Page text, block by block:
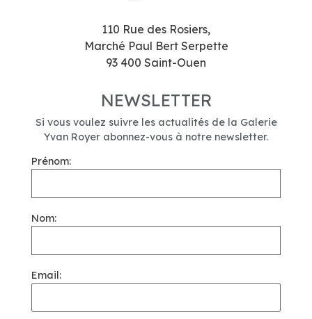
110 Rue des Rosiers,
Marché Paul Bert Serpette
93 400 Saint-Ouen
NEWSLETTER
Si vous voulez suivre les actualités de la Galerie
Yvan Royer abonnez-vous à notre newsletter.
Prénom:
Nom:
Email: